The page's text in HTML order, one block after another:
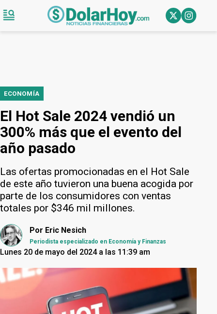
ECONOMÍA
El Hot Sale 2024 vendió un
300% más que el evento del
año pasado
Las ofertas promocionadas en el Hot Sale
de este año tuvieron una buena acogida por
parte de los consumidores con ventas
totales por $346 mil millones.
Por Eric Nesich
Periodista especializado en Economía y Finanzas
Lunes 20 de mayo del 2024 a las 11:39 am